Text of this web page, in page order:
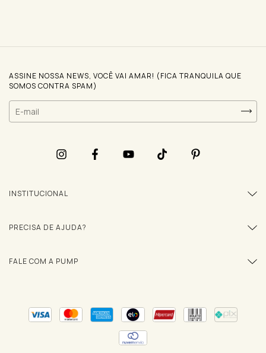
ASSINE NOSSA NEWS, VOCÊ VAI AMAR! (FICA TRANQUILA QUE
SOMOS CONTRA SPAM)
INSTITUCIONAL
PRECISA DE AJUDA?
FALE COM A PUMP